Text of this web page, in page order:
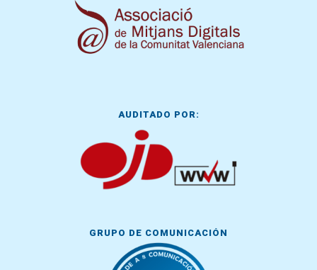
AUDITADO POR:
GRUPO DE COMUNICACIÓN